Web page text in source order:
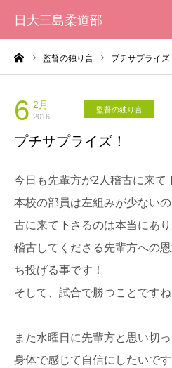
日大三島柔道部
監督の独り言 プチサプライズ
6 2月
2016
監督の独り言
プチサプライズ！
今日も先輩方が2人稽古に来て
本校の部員は左組みが少ない
古に来て下さるのは本当にあり
稽古してくださる先輩方への
ち投げる事です！
そして、試合で勝つことです
また水曜日に先輩方と思い切
身体で感じて自信にしたいで
HOME
柔道部 紹介
ブログ
大会記録
写真集